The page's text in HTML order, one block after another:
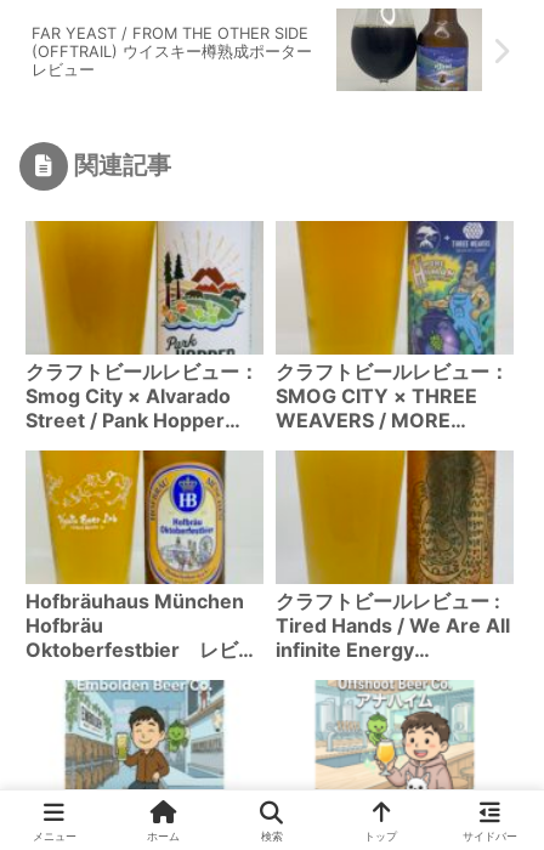
FAR YEAST / FROM THE OTHER SIDE
(OFFTRAIL) ウイスキー樽熟成ポーター
レビュー
関連記事
クラフトビールレビュー：
Smog City × Alvarado
Street / Pank Hopper
クラフトビールレビュー：
SMOG CITY × THREE
WEAVERS / MORE
WIZARD(WCIPA 6.5%)
Hofbräuhaus München
Hofbräu
Oktoberfestbier レビュ
クラフトビールレビュー :
Tired Hands / We Are All
infinite Energy
Frequency (Wheat IPA
6.0%)
Embolden Beer Co.（サ
Offshoot Beer Co.完全ガ
メニュー ホーム 検索 トップ サイドバー